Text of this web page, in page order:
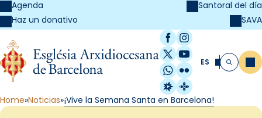
Agenda
Haz un donativo
Santoral del día
SAVA
Facebook
Instagram
X / Twitter
YouTube
WhatsApp
Flickr
Radio Estel
Catalunya
ES Buscar
Home Noticias ¡Vive la Semana Santa en Barcelona!